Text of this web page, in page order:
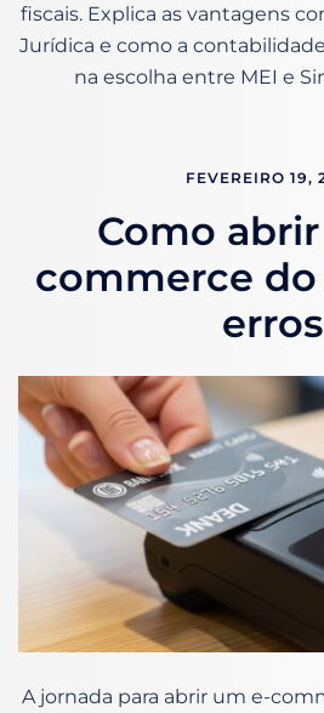
fiscais. Explica as vantagens
Jurídica e como a
na escolha entre MEI e
FEVEREIRO 19,
Como
commerce do
erros
A jornada para abrir um e-